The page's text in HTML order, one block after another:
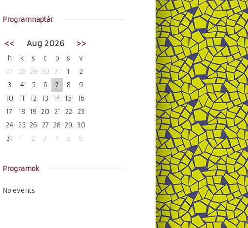
Programnaptár
<< Aug 2026 >>
h k s c p s
v
27
28 29 30 31 1
2
3
4 5 6 7 8
9
10
11 12 13 14 15
16
17
18 19 20 21 22
23
24
25 26 27 28 29
30
31
1 2 3 4 5 6
Programok
No events